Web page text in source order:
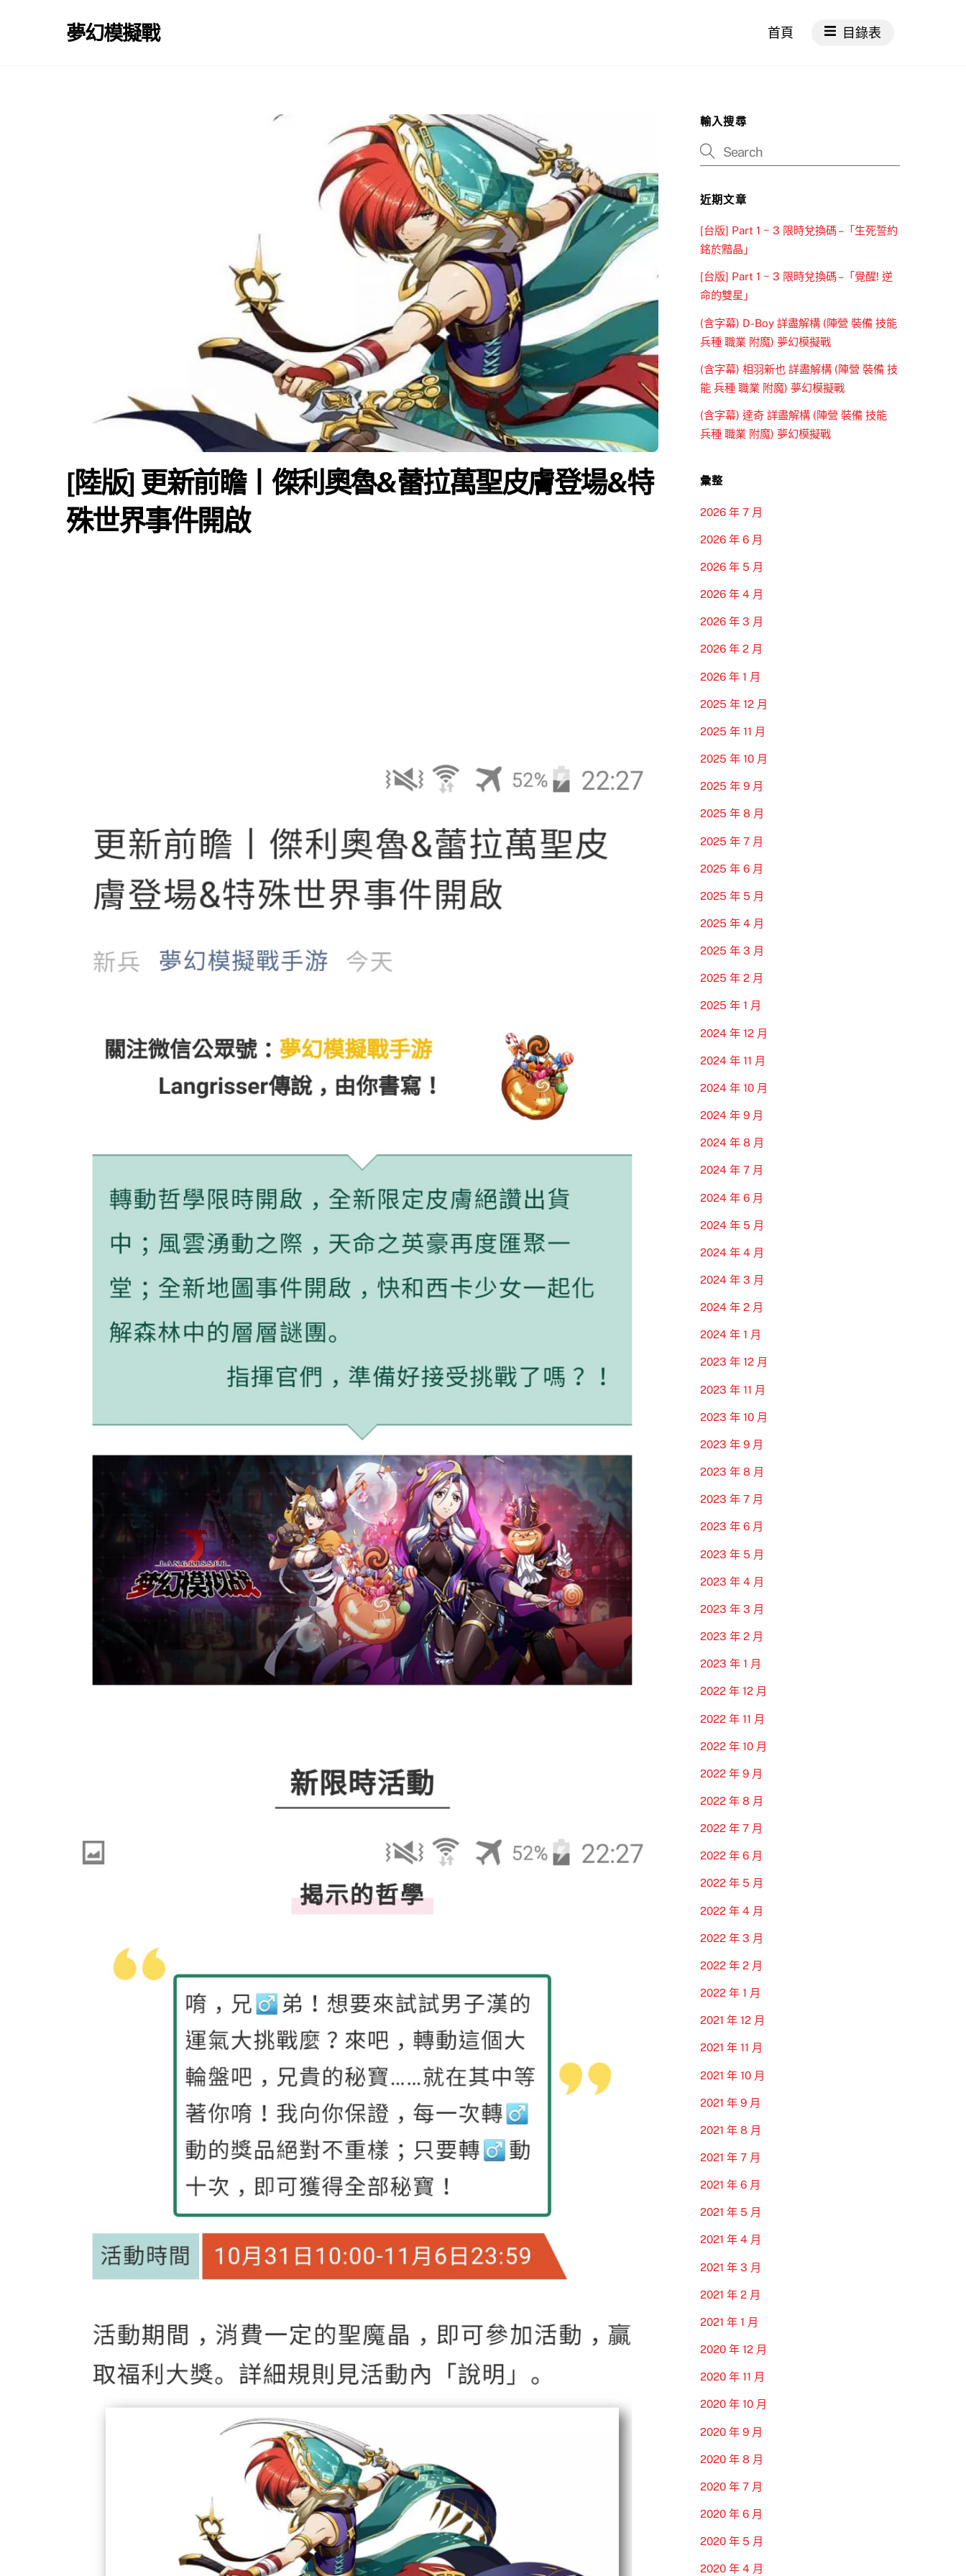
夢幻模擬戰 首頁 目錄表
[陸版] 更新前瞻丨傑利奧魯&蕾拉萬聖皮膚登場&特
殊世界事件開啟
輸入搜尋
近期文章
[台版] Part 1 ~ 3 限時兌換碼 –「生死誓約
銘於黯晶」
[台版] Part 1 ~ 3 限時兌換碼 –「覺醒! 逆
命的雙星」
(含字幕) D-Boy 詳盡解構 (陣營 裝備 技能
兵種 職業 附魔) 夢幻模擬戰
(含字幕) 相羽新也 詳盡解構 (陣營 裝備 技
能 兵種 職業 附魔) 夢幻模擬戰
(含字幕) 達奇 詳盡解構 (陣營 裝備 技能
兵種 職業 附魔) 夢幻模擬戰
彙整
2026 年 7 月
2026 年 6 月
2026 年 5 月
2026 年 4 月
2026 年 3 月
2026 年 2 月
2026 年 1 月
2025 年 12 月
2025 年 11 月
2025 年 10 月
2025 年 9 月
2025 年 8 月
2025 年 7 月
2025 年 6 月
2025 年 5 月
2025 年 4 月
2025 年 3 月
2025 年 2 月
2025 年 1 月
2024 年 12 月
2024 年 11 月
2024 年 10 月
2024 年 9 月
2024 年 8 月
2024 年 7 月
2024 年 6 月
2024 年 5 月
2024 年 4 月
2024 年 3 月
2024 年 2 月
2024 年 1 月
2023 年 12 月
2023 年 11 月
2023 年 10 月
2023 年 9 月
2023 年 8 月
2023 年 7 月
2023 年 6 月
2023 年 5 月
2023 年 4 月
2023 年 3 月
2023 年 2 月
2023 年 1 月
2022 年 12 月
2022 年 11 月
2022 年 10 月
2022 年 9 月
2022 年 8 月
2022 年 7 月
2022 年 6 月
2022 年 5 月
2022 年 4 月
2022 年 3 月
2022 年 2 月
2022 年 1 月
2021 年 12 月
2021 年 11 月
2021 年 10 月
2021 年 9 月
2021 年 8 月
2021 年 7 月
2021 年 6 月
2021 年 5 月
2021 年 4 月
2021 年 3 月
2021 年 2 月
2021 年 1 月
2020 年 12 月
2020 年 11 月
2020 年 10 月
2020 年 9 月
2020 年 8 月
2020 年 7 月
2020 年 6 月
2020 年 5 月
2020 年 4 月